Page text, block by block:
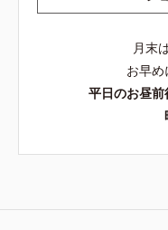
月末
お早め
平日のお昼